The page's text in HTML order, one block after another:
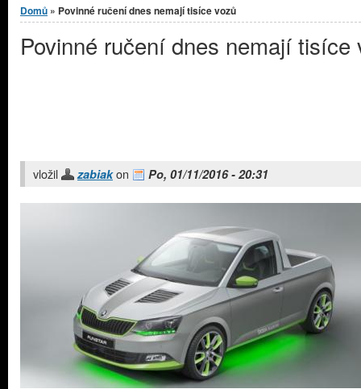
Domů » Povinné ručení dnes nemají tisíce vozů
Povinné ručení dnes nemají tisíce
vložil zabiakon Po, 01/11/2016 - 20:31